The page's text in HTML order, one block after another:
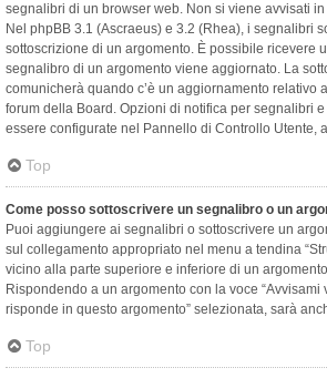
segnalibri di un browser web. Non si viene avvisati
Nel phpBB 3.1 (Ascraeus) e 3.2 (Rhea), i segnalibri
sottoscrizione di un argomento. È possibile ricevere
segnalibro di un argomento viene aggiornato. La
comunicherà quando c’è un aggiornamento relativo
forum della Board. Opzioni di notifica per segnalibri
essere configurate nel Pannello di Controllo Utente,
Top
Come posso sottoscrivere un segnalibro o un
Puoi aggiungere ai segnalibri o sottoscrivere un
sul collegamento appropriato nel menu a tendina
vicino alla parte superiore e inferiore di un
Rispondendo a un argomento con la voce “Avvisami
risponde in questo argomento” selezionata, sarà
Top